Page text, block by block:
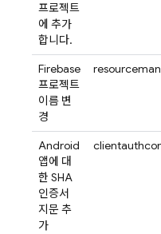
프로젝트
에 추가
합니다.
Firebase
프로젝트
이름 변
경
Android
앱에 대
한 SHA
인증서
지문 추
가